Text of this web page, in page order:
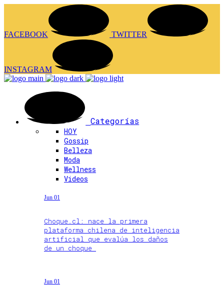
FACEBOOK TWITTER
INSTAGRAM
Categorías
HOY
Gossip
Belleza
Moda
Wellness
Videos
Jun 01
Choque.cl: nace la primera
plataforma chilena de inteligencia
artificial que evalúa los daños
de un choque
Jun 01